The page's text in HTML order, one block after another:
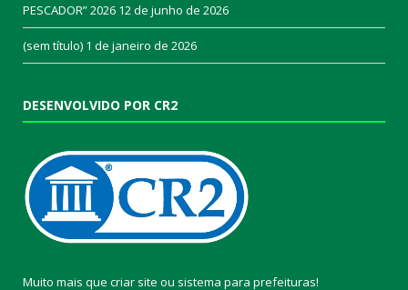
PESCADOR” 2026 12 de junho de 2026
(sem título) 1 de janeiro de 2026
DESENVOLVIDO POR CR2
Muito mais que criar site ou sistema para prefeituras!